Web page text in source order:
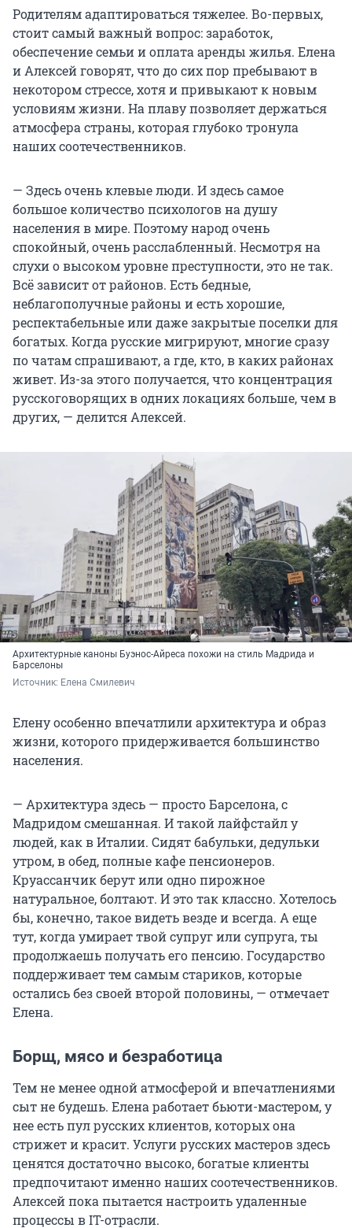
Родителям адаптироваться тяжелее. Во-первых,
стоит самый важный вопрос: заработок,
обеспечение семьи и оплата аренды жилья. Елена
и Алексей говорят, что до сих пор пребывают в
некотором стрессе, хотя и привыкают к новым
условиям жизни. На плаву позволяет держаться
атмосфера страны, которая глубоко тронула
наших соотечественников.
— Здесь очень клевые люди. И здесь самое
большое количество психологов на душу
населения в мире. Поэтому народ очень
спокойный, очень расслабленный. Несмотря на
слухи о высоком уровне преступности, это не так.
Всё зависит от районов. Есть бедные,
неблагополучные районы и есть хорошие,
респектабельные или даже закрытые поселки для
богатых. Когда русские мигрируют, многие сразу
по чатам спрашивают, а где, кто, в каких районах
живет. Из-за этого получается, что концентрация
русскоговорящих в одних локациях больше, чем в
других, — делится Алексей.
Архитектурные каноны Буэнос-Айреса похожи на стиль Мадрида и
Барселоны
Источник: Елена Смилевич
Елену особенно впечатлили архитектура и образ
жизни, которого придерживается большинство
населения.
— Архитектура здесь — просто Барселона, с
Мадридом смешанная. И такой лайфстайл у
людей, как в Италии. Сидят бабульки, дедульки
утром, в обед, полные кафе пенсионеров.
Круассанчик берут или одно пирожное
натуральное, болтают. И это так классно. Хотелось
бы, конечно, такое видеть везде и всегда. А еще
тут, когда умирает твой супруг или супруга, ты
продолжаешь получать его пенсию. Государство
поддерживает тем самым стариков, которые
остались без своей второй половины, — отмечает
Елена.
Борщ, мясо и безработица
Тем не менее одной атмосферой и впечатлениями
сыт не будешь. Елена работает бьюти-мастером, у
нее есть пул русских клиентов, которых она
стрижет и красит. Услуги русских мастеров здесь
ценятся достаточно высоко, богатые клиенты
предпочитают именно наших соотечественников.
Алексей пока пытается настроить удаленные
процессы в IT-отрасли.